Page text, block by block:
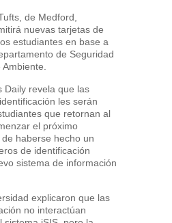
de Medford,
nuevas tarjetas de
estudiantes en base a
de Seguridad
Daily revela que las
les serán
que retornan al
el próximo
haberse hecho un
de identificación
sistema de información
explicaron que las
no interactúan